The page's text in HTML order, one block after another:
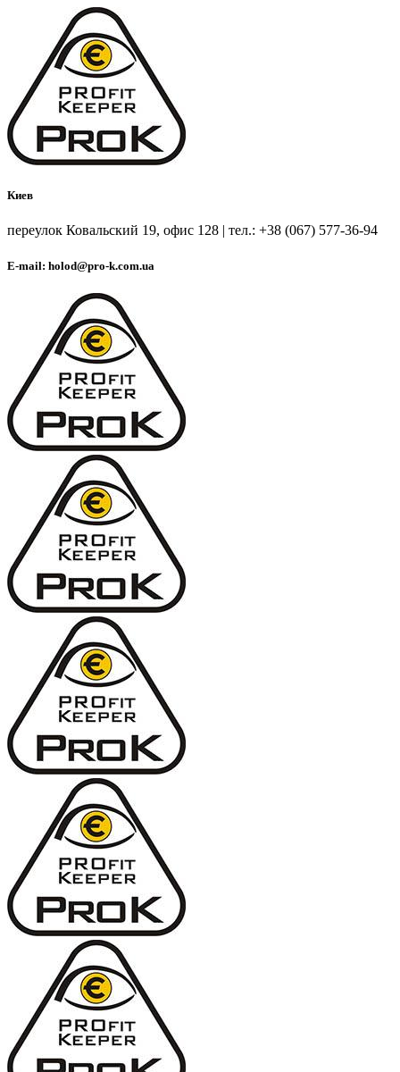
Киев
переулок Ковальский 19, офис 128 | тел.: +38 (067) 577-36-94
E-mail: holod@pro-k.com.ua